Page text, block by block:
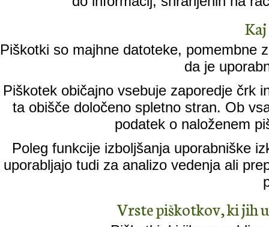
Piškotki so majhne datoteke, pomembne
da je
Piškotek običajno vsebuje zaporedje črk
ta obišče določeno spletno stran. Ob
podatek o naloženem
Poleg funkcije izboljšanja uporabniške
uporabljajo tudi za analizo vedenja ali
Vrste piškotkov, ki jih